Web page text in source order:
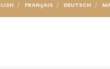
FRANçAIS DEUTSCH